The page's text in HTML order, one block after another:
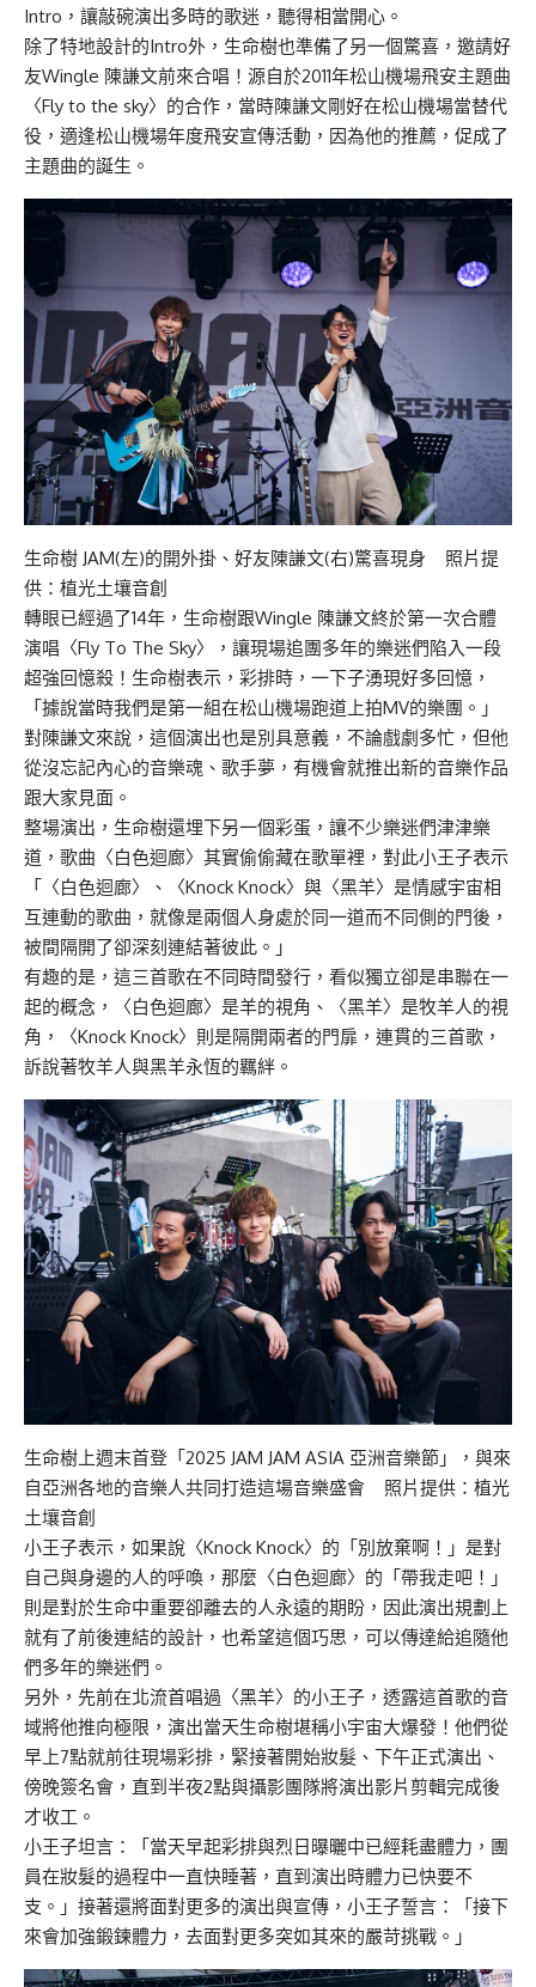
Intro，讓敲碗演出多時的歌迷，聽得相當開心。
除了特地設計的Intro外，生命樹也準備了另一個驚喜，邀請好
友Wingle 陳謙文前來合唱！源自於2011年松山機場飛安主題曲
〈Fly to the sky〉的合作，當時陳謙文剛好在松山機場當替代
役，適逢松山機場年度飛安宣傳活動，因為他的推薦，促成了
主題曲的誕生。
生命樹 JAM(左)的開外掛、好友陳謙文(右)驚喜現身 照片提
供：植光土壤音創
轉眼已經過了14年，生命樹跟Wingle 陳謙文終於第一次合體
演唱〈Fly To The Sky〉，讓現場追團多年的樂迷們陷入一段
超強回憶殺！生命樹表示，彩排時，一下子湧現好多回憶，
「據說當時我們是第一組在松山機場跑道上拍MV的樂團。」
對陳謙文來說，這個演出也是別具意義，不論戲劇多忙，但他
從沒忘記內心的音樂魂、歌手夢，有機會就推出新的音樂作品
跟大家見面。
整場演出，生命樹還埋下另一個彩蛋，讓不少樂迷們津津樂
道，歌曲〈白色迴廊〉其實偷偷藏在歌單裡，對此小王子表示
「〈白色迴廊〉、〈Knock Knock〉與〈黑羊〉是情感宇宙相
互連動的歌曲，就像是兩個人身處於同一道而不同側的門後，
被間隔開了卻深刻連結著彼此。」
有趣的是，這三首歌在不同時間發行，看似獨立卻是串聯在一
起的概念，〈白色迴廊〉是羊的視角、〈黑羊〉是牧羊人的視
角，〈Knock Knock〉則是隔開兩者的門扉，連貫的三首歌，
訴說著牧羊人與黑羊永恆的羈絆。
生命樹上週末首登「2025 JAM JAM ASIA 亞洲音樂節」，與來
自亞洲各地的音樂人共同打造這場音樂盛會 照片提供：植光
土壤音創
小王子表示，如果說〈Knock Knock〉的「別放棄啊！」是對
自己與身邊的人的呼喚，那麼〈白色迴廊〉的「帶我走吧！」
則是對於生命中重要卻離去的人永遠的期盼，因此演出規劃上
就有了前後連結的設計，也希望這個巧思，可以傳達給追隨他
們多年的樂迷們。
另外，先前在北流首唱過〈黑羊〉的小王子，透露這首歌的音
域將他推向極限，演出當天生命樹堪稱小宇宙大爆發！他們從
早上7點就前往現場彩排，緊接著開始妝髮、下午正式演出、
傍晚簽名會，直到半夜2點與攝影團隊將演出影片剪輯完成後
才收工。
小王子坦言：「當天早起彩排與烈日曝曬中已經耗盡體力，團
員在妝髮的過程中一直快睡著，直到演出時體力已快要不
支。」接著還將面對更多的演出與宣傳，小王子誓言：「接下
來會加強鍛鍊體力，去面對更多突如其來的嚴苛挑戰。」